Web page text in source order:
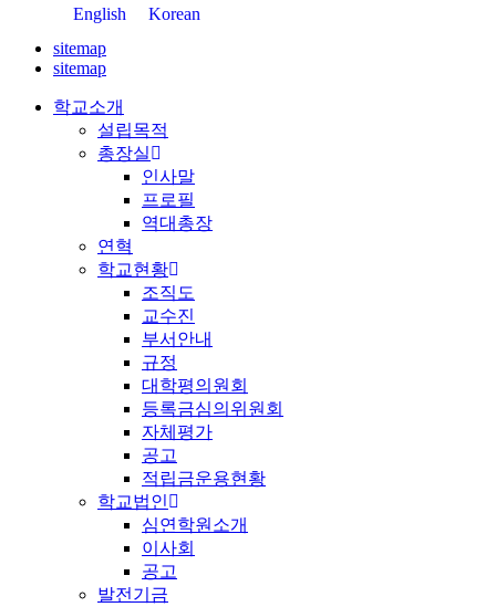
English
Korean
sitemap
sitemap
학교소개
설립목적
총장실
인사말
프로필
역대총장
연혁
학교현황
조직도
교수진
부서안내
규정
대학평의원회
등록금심의위원회
자체평가
공고
적립금운용현황
학교법인
심연학원소개
이사회
공고
발전기금